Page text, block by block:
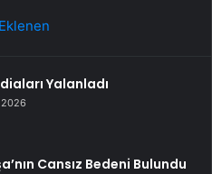
Yalanladı
Cansız Bedeni Bulundu